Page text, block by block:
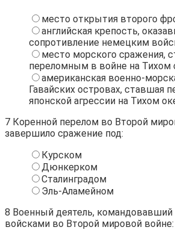
место открытия второго
английская крепость,
сопротивление немецким
место морского сражения,
переломным в войне на Тихом
американская военно-
Гавайских островах, ставшая
японской агрессии на Тихом
7 Коренной перелом во Второй
завершило сражение под:
Курском
Дюнкерком
Сталинградом
Эль-Аламейном
8 Военный деятель,
войсками во Второй мировой войне: